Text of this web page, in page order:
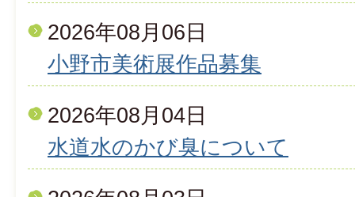
2026年08月06日
小野市美術展作品募集
2026年08月04日
水道水のかび臭について